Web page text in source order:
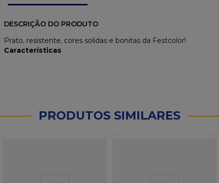
DESCRIÇÃO DO PRODUTO
Prato, resistente, cores solidas e bonitas da Festcolor!
Características
PRODUTOS SIMILARES